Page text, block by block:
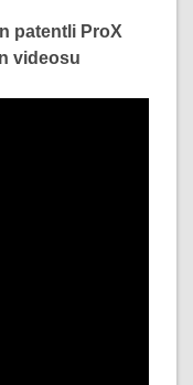
patentli ProX
videosu